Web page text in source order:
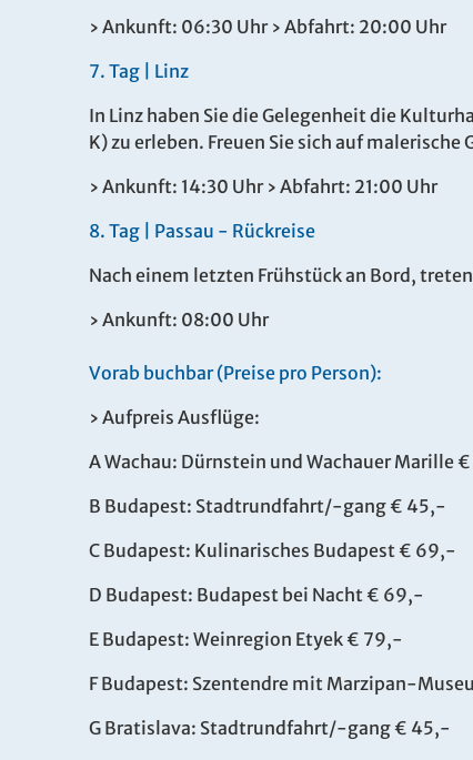
› Ankunft: 06:30 Uhr › Abfahrt: 20:00 Uhr
7. Tag | Linz
In Linz haben Sie die Gelegenheit die
K) zu erleben. Freuen Sie sich auf malerische
› Ankunft: 14:30 Uhr › Abfahrt: 21:00 Uhr
8. Tag | Passau - Rückreise
Nach einem letzten Frühstück an Bord,
› Ankunft: 08:00 Uhr
Vorab buchbar (Preise pro Person):
› Aufpreis Ausflüge:
A Wachau: Dürnstein und Wachauer Marille
B Budapest: Stadtrundfahrt/-gang € 45,-
C Budapest: Kulinarisches Budapest € 69,-
D Budapest: Budapest bei Nacht € 69,-
E Budapest: Weinregion Etyek € 79,-
F Budapest: Szentendre mit Marzipan-
G Bratislava: Stadtrundfahrt/-gang € 45,-